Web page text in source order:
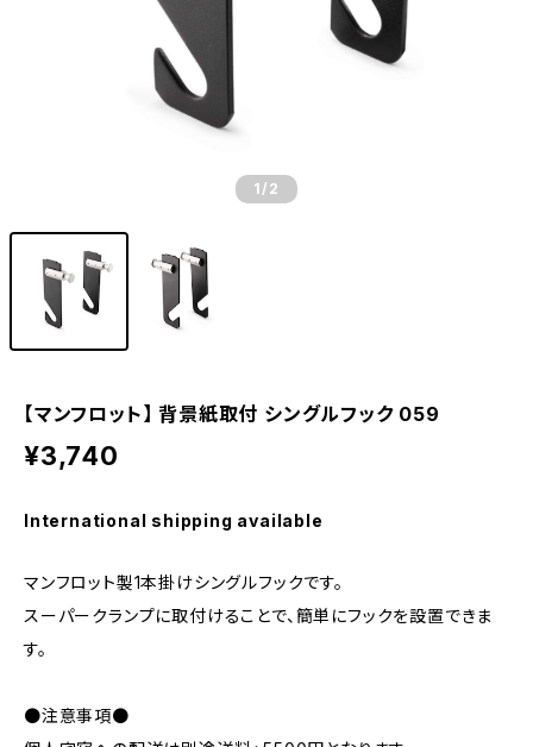
1 /2
【マンフロット】 背景紙取付 シングルフック 059
¥3,740
International shipping available
マンフロット製1本掛けシングルフックです。
スーパークランプに取付けることで、簡単にフックを設置できま
す。
●注意事項●